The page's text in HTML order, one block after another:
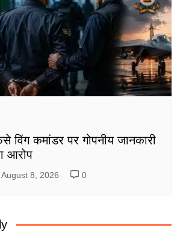
विंग कमांडर पर गोपनीय जानकारी
आरोप
August 8, 2026 0